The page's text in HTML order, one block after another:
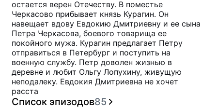
остается верен Отечеству. В поместье
Черкасово прибывает князь Курагин. Он
навещает вдову Евдокию Дмитриевну и ее сына
Петра Черкасова, боевого товарища ее
покойного мужа. Курагин предлагает Петру
отправиться в Петербург и поступить на
военную службу. Петр доволен жизнью в
деревне и любит Ольгу Лопухину, живущую
неподалеку. Евдокия Дмитриевна не хочет
расста
Список эпизодов85